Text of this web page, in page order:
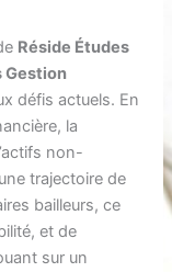
Réside Études
Gestion
défis actuels. En
la
non-
trajectoire de
bailleurs, ce
et de
sur un